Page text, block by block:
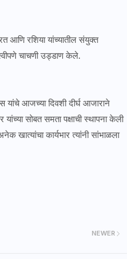
आणि रशिया यांच्यातील संयुक्त
चाचणी उड्डाण केले.
यांचे आजच्या दिवशी दीर्घ आजाराने
सोबत समता पक्षाची स्थापना केली
खात्यांचा कार्यभार त्यांनी सांभाळला
NEWER